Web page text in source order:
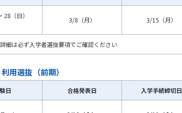
（日）
3/8（月） 3/15（月）
細は必ず入学者選抜要項でご確認ください
用選抜（前期）
日 合格発表日 入学手続締切日